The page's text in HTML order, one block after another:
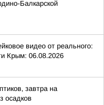
Балкарской
видео от реального:
Крым: 06.08.2026
завтра на
осадков